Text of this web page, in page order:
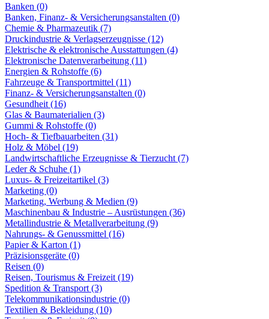
Banken (0)
Banken, Finanz- & Versicherungsanstalten (0)
Chemie & Pharmazeutik (7)
Druckindustrie & Verlagserzeugnisse (12)
Elektrische & elektronische Ausstattungen (4)
Elektronische Datenverarbeitung (11)
Energien & Rohstoffe (6)
Fahrzeuge & Transportmittel (11)
Finanz- & Versicherungsanstalten (0)
Gesundheit (16)
Glas & Baumaterialien (3)
Gummi & Rohstoffe (0)
Hoch- & Tiefbauarbeiten (31)
Holz & Möbel (19)
Landwirtschaftliche Erzeugnisse & Tierzucht (7)
Leder & Schuhe (1)
Luxus- & Freizeitartikel (3)
Marketing (0)
Marketing, Werbung & Medien (9)
Maschinenbau & Industrie – Ausrüstungen (36)
Metallindustrie & Metallverarbeitung (9)
Nahrungs- & Genussmittel (16)
Papier & Karton (1)
Präzisionsgeräte (0)
Reisen (0)
Reisen, Tourismus & Freizeit (19)
Spedition & Transport (3)
Telekommunikationsindustrie (0)
Textilien & Bekleidung (10)